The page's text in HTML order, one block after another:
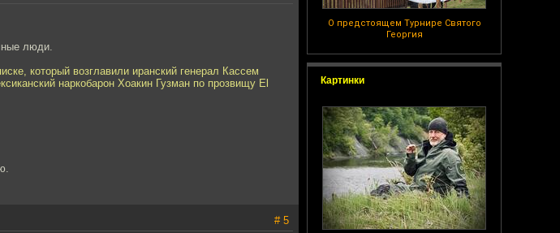
О предстоящем Турнире Святого
Георгия
Картинки
люди.
который возглавили иранский генерал Кассем
наркобарон Хоакин Гузман по прозвищу El
# 5